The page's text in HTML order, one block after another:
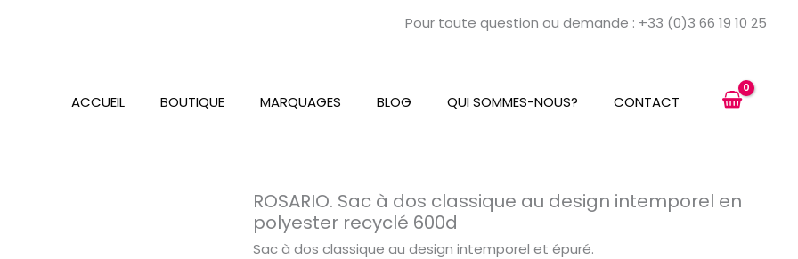
Pour toute question ou demande : +33 (0)3 66 19 10 25
ACCUEIL BOUTIQUE MARQUAGES BLOG QUI SOMMES-NOUS? CONTACT
ROSARIO. Sac à dos classique au design intemporel en
polyester recyclé 600d
Sac à dos classique au design intemporel et épuré.
quantité
de
ROSARIO.